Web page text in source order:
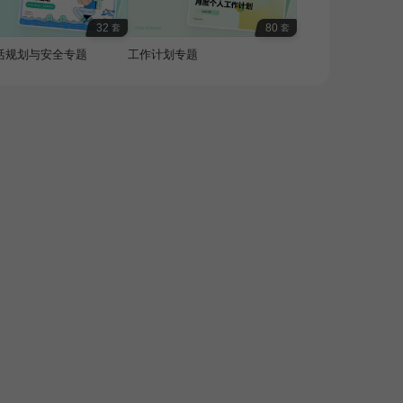
32 套
规划与安全专题
80 套
工作计划专题